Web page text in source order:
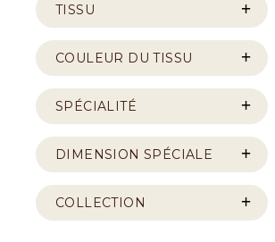
TISSU
COULEUR DU TISSU
SPÉCIALITÉ
DIMENSION SPÉCIALE
COLLECTION